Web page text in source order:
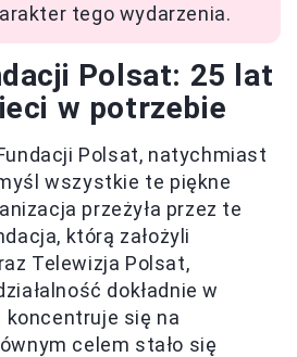
tego wydarzenia.
Polsat: 25 lat
w potrzebie
Polsat, natychmiast
wszystkie te piękne
przeżyła przez te
którą założyli
Telewizja Polsat,
dokładnie w
koncentruje się na
celem stało się